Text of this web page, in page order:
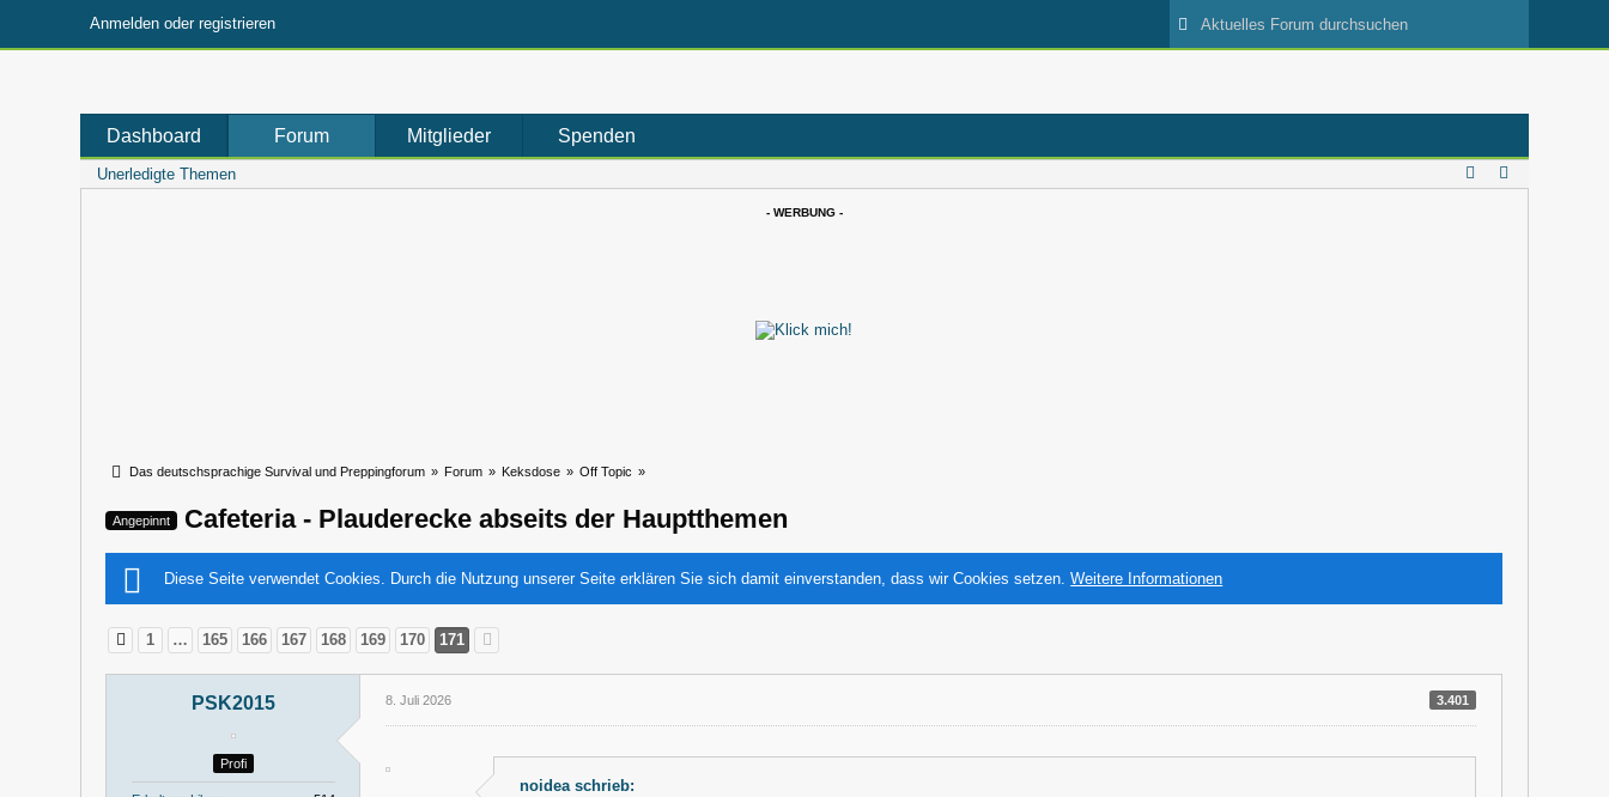
Anmelden oder registrieren
Dashboard Forum Mitglieder Spenden
Unerledigte Themen
- WERBUNG -
Das deutschsprachige Survival und Preppingforum » Forum » Keksdose » Off Topic »
Angepinnt Cafeteria - Plauderecke abseits der Hauptthemen
Diese Seite verwendet Cookies. Durch die Nutzung unserer Seite erklären Sie sich damit einverstanden, dass wir Cookies setzen.Weitere Informationen
1 … 165 166 167 168 169 170 171
PSK2015
Profi
3.401
8. Juli 2026
noidea schrieb: